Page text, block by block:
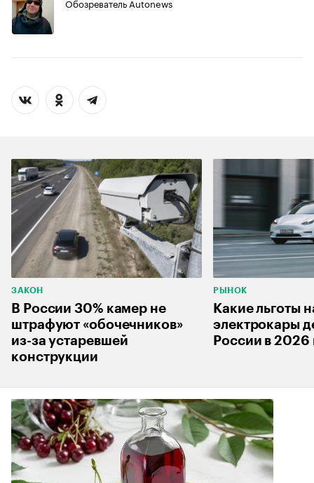
Обозреватель Autonews
ЗАКОН
В России 30% камер не
штрафуют «обочечников»
из-за устаревшей
конструкции
РЫНОК
Какие льготы
электрокары
России в 2026